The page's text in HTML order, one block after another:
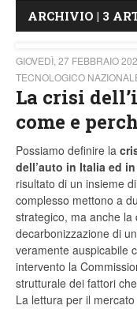
ARCHIVIO | 3
GIOVEDÌ, 27 FEBBRAIO
TECNOLOGICO
La crisi
come e
Possiamo definire la
dell’auto in Italia ed
risultato di un insieme
complesso mettono a
strategico, ma anche
decarbonizzazione di
veramente auspicabile
intervento la
strutturale dei fattori
La lettura per il